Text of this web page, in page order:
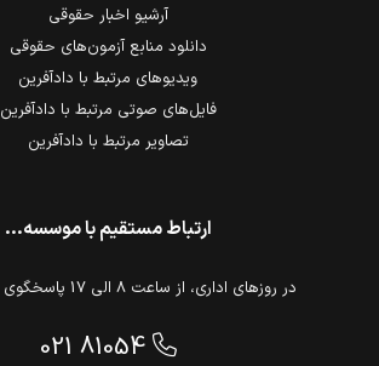
ارتباط مستقیم با موسسه...
در روزهای اداری، از ساعت 8 الی 17 پاسخگوی شما هستیم.
021 81054
آرشیو اخبار حقوقی
دانلود منابع آزمون‌های حقوقی
ویدیوهای مرتبط با دادآفرین
فایل‌های صوتی مرتبط با دادآفرین
تصاویر مرتبط با دادآفرین